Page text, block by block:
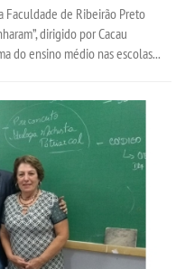
Faculdade de Ribeirão Preto
dirigido por Cacau
do ensino médio nas escolas...